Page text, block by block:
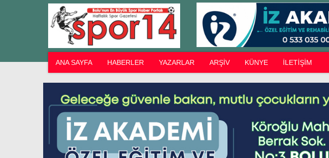
ANA SAYFA HABERLER YAZARLAR ARŞİV KÜNYE İLETİŞİM